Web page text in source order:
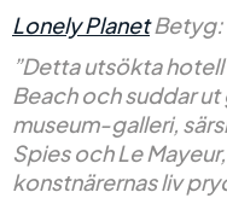
Lonely PlanetBetyg:
”Detta utsökta
Beach och suddar
museum-galleri,
Spies och Le
konstnärernas liv